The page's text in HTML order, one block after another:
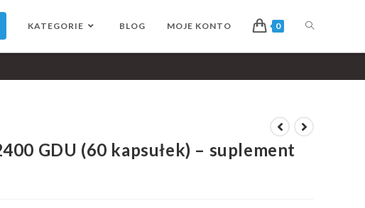
KATEGORIE BLOG MOJE KONTO 0
GDU (60 kapsułek) – suplement